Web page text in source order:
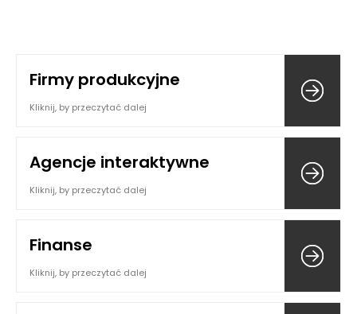
Firmy produkcyjne
Kliknij, by przeczytać dalej
Agencje interaktywne
Kliknij, by przeczytać dalej
Finanse
Kliknij, by przeczytać dalej